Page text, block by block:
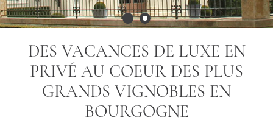
DES VACANCES DE LUXE EN
PRIVÉ AU COEUR DES PLUS
GRANDS VIGNOBLES EN
BOURGOGNE